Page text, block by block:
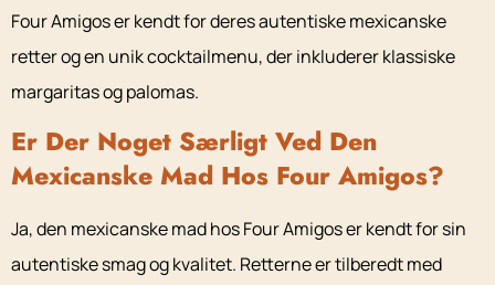
Four Amigos er kendt for deres autentiske mexicanske
retter og en unik cocktailmenu, der inkluderer klassiske
margaritas og palomas.
Er Der Noget Særligt Ved Den
Mexicanske Mad Hos Four Amigos?
Ja, den mexicanske mad hos Four Amigos er kendt for sin
autentiske smag og kvalitet. Retterne er tilberedt med